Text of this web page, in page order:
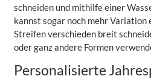
schneiden und mithilfe einer
kannst sogar noch mehr Variation
Streifen verschieden breit
oder ganz andere Formen
Personalisierte